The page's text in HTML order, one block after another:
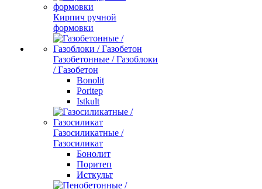
Кирпич ручной
формовки
Газобетонные / Газоблоки
/ Газобетон
Bonolit
Poritep
Istkult
Газосиликатные /
Газосиликат
Бонолит
Поритеп
Исткульт